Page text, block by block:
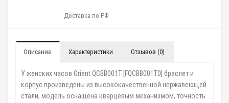
Доставка по РФ
Описание Характеристики Отзывов (0)
У женских часов Orient QCBB001T [FQCBB001T0] браслет и
корпус произведены из высококачественной нержавеющей
стали, модель оснащена кварцевым механизмом, точность